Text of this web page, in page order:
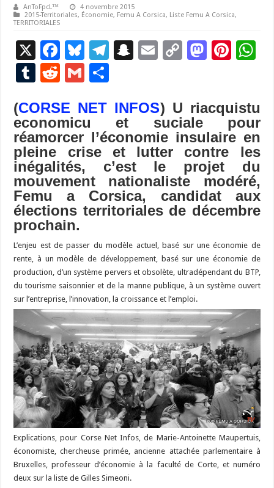
AnToFpcL™
4 novembre 2015
2015-Territoriales, Économie, Femu A Corsica, Liste Femu A Corsica,
TERRITORIALES
X
F
ac
e
b
o
o
k
Bl
u
es
ky
T
gr
a
m
S
p
c
h
at
E
l
C
y
Li
n
k
M
d
o
n
Pi
es
t
p
p
T
m
bl
r
R
d
di
G
ai
l
ta
g
er
(CORSE NET INFOS) U riacquistu
economicu et suciale pour
réamorcer l’économie insulaire en
pleine crise et lutter contre les
inégalités, c’est le projet du
mouvement nationaliste modéré,
Femu a Corsica, candidat aux
élections territoriales de décembre
prochain.
L’enjeu est de passer du modèle actuel, basé sur une économie de
rente, à un modèle de développement, basé sur une économie de
production, d’un système pervers et obsolète, ultradépendant du BTP,
du tourisme saisonnier et de la manne publique, à un système ouvert
sur l’entreprise, l’innovation, la croissance et l’emploi.
Explications, pour Corse Net Infos, de Marie-Antoinette Maupertuis,
économiste, chercheuse primée, ancienne attachée parlementaire à
Bruxelles, professeur d’économie à la faculté de Corte, et numéro
deux sur la liste de Gilles Simeoni.